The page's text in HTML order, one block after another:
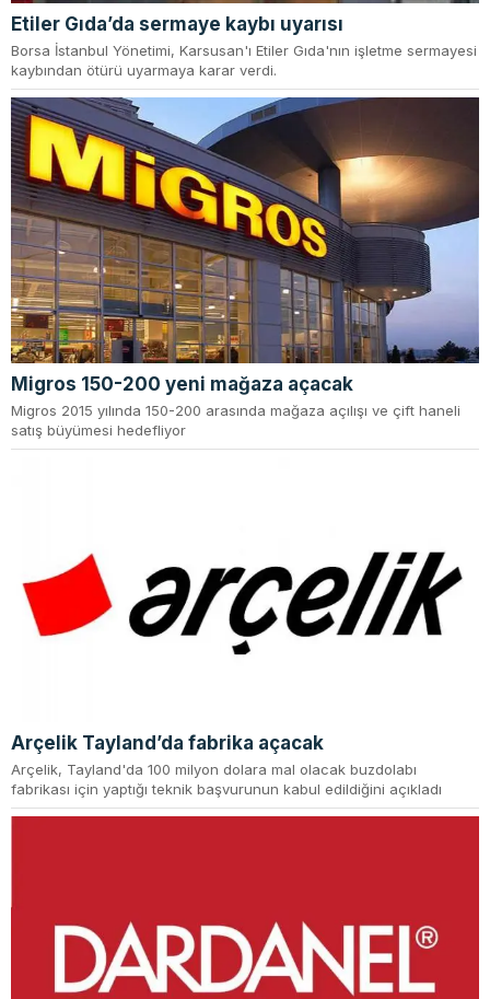
Etiler Gıda’da sermaye kaybı uyarısı
Borsa İstanbul Yönetimi, Karsusan'ı Etiler Gıda'nın işletme sermayesi
kaybından ötürü uyarmaya karar verdi.
Migros 150-200 yeni mağaza açacak
Migros 2015 yılında 150-200 arasında mağaza açılışı ve çift haneli
satış büyümesi hedefliyor
Arçelik Tayland’da fabrika açacak
Arçelik, Tayland'da 100 milyon dolara mal olacak buzdolabı
fabrikası için yaptığı teknik başvurunun kabul edildiğini açıkladı